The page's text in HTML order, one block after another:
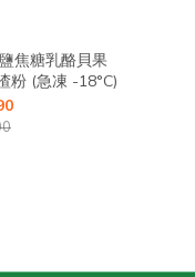
焦糖乳酪貝果
130g±4.5% #加入大豆渣粉 (急凍 -18°C)